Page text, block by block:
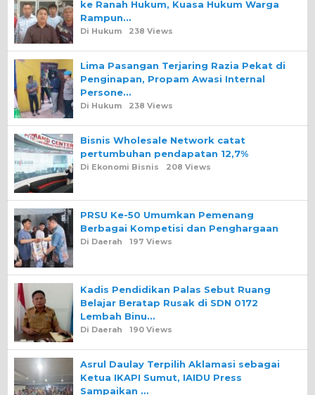
ke Ranah Hukum, Kuasa Hukum Warga
Rampun…
Di Hukum 238 Views
Lima Pasangan Terjaring Razia Pekat di
Penginapan, Propam Awasi Internal
Persone…
Di Hukum 238 Views
Bisnis Wholesale Network catat
pertumbuhan pendapatan 12,7%
Di Ekonomi Bisnis 208 Views
PRSU Ke-50 Umumkan Pemenang
Berbagai Kompetisi dan Penghargaan
Di Daerah 197 Views
Kadis Pendidikan Palas Sebut Ruang
Belajar Beratap Rusak di SDN 0172
Lembah Binu…
Di Daerah 190 Views
Asrul Daulay Terpilih Aklamasi sebagai
Ketua IKAPI Sumut, IAIDU Press
Sampaikan …